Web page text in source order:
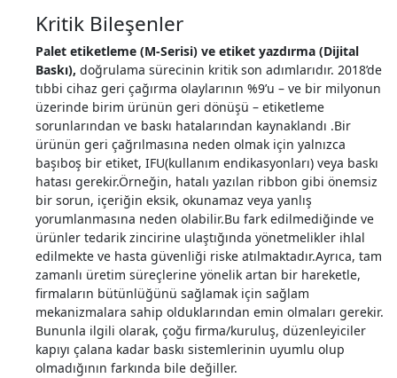
Kritik Bileşenler
Palet etiketleme (M-Serisi) ve etiket yazdırma (Dijital
Baskı), doğrulama sürecinin kritik son adımlarıdır. 2018’de
tıbbi cihaz geri çağırma olaylarının %9’u – ve bir milyonun
üzerinde birim ürünün geri dönüşü – etiketleme
sorunlarından ve baskı hatalarından kaynaklandı .Bir
ürünün geri çağrılmasına neden olmak için yalnızca
başıboş bir etiket, IFU(kullanım endikasyonları) veya baskı
hatası gerekir.Örneğin, hatalı yazılan ribbon gibi önemsiz
bir sorun, içeriğin eksik, okunamaz veya yanlış
yorumlanmasına neden olabilir.Bu fark edilmediğinde ve
ürünler tedarik zincirine ulaştığında yönetmelikler ihlal
edilmekte ve hasta güvenliği riske atılmaktadır.Ayrıca, tam
zamanlı üretim süreçlerine yönelik artan bir hareketle,
firmaların bütünlüğünü sağlamak için sağlam
mekanizmalara sahip olduklarından emin olmaları gerekir.
Bununla ilgili olarak, çoğu firma/kuruluş, düzenleyiciler
kapıyı çalana kadar baskı sistemlerinin uyumlu olup
olmadığının farkında bile değiller.